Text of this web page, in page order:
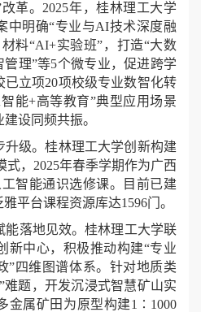
。2025年，桂林理工大学
中明确“专业与AI技术深度融
料“AI+实验班”，打造“大数
管理”等5个微专业，促进跨学
立项20项校级专业数智化转
能+高等教育”典型应用场景
设同频共振。
级。桂林理工大学创新构建
式，2025年春季学期作为广西
智能通识选修课。目前已建
平台课程资源库达1596门。
落地见效。桂林理工大学联
新中心，积极推动构建“专业
四维图谱体系。针对地质类
难题，开发沉浸式智慧矿山实
金属矿田为原型构建1∶1000